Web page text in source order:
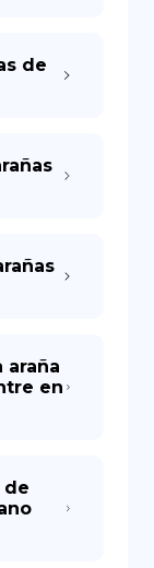
de
araña
en
de